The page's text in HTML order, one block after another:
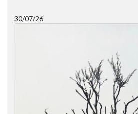
30/07/26